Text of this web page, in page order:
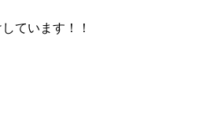
ています！！